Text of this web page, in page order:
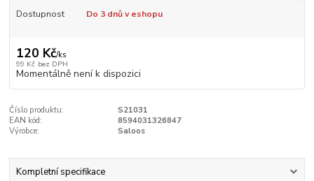
Dostupnost Do 3 dnů v eshopu
120 Kč/ks
99 Kč bez DPH
Momentálně není k dispozici
Číslo produktu:
S21031
EAN kód:
8594031326847
Výrobce:
Saloos
Kompletní specifikace